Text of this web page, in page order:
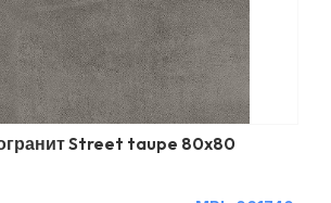
Street taupe 80x80